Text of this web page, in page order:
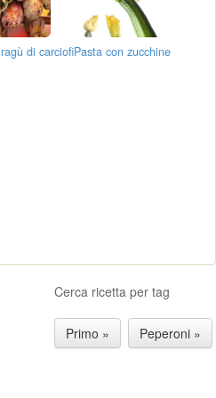
di carciofiPasta con zucchine
Cerca ricetta per tag
Primo » Peperoni »